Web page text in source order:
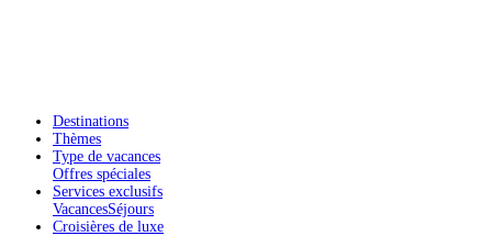
Destinations
Thèmes
Type de vacances
Offres spéciales
Services exclusifs
VacancesSéjours
Croisières de luxe